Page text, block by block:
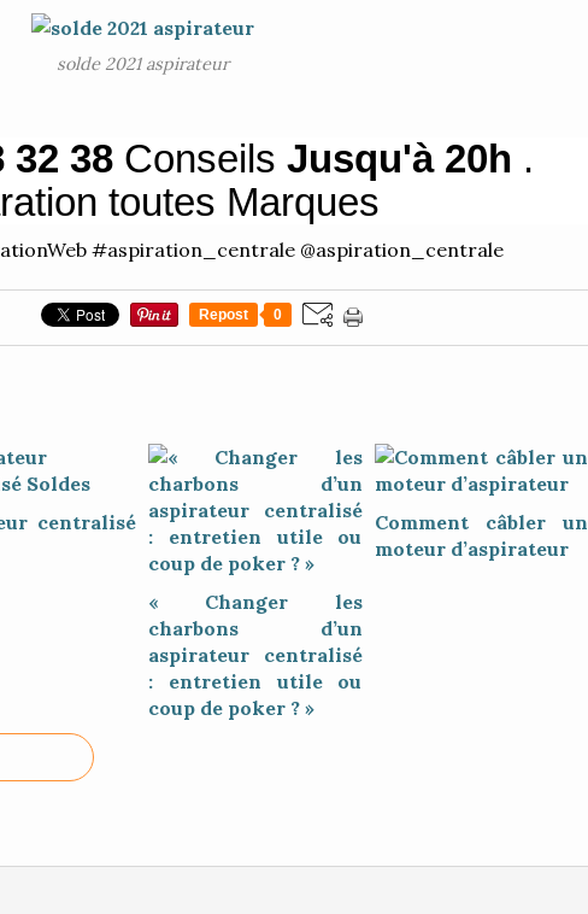
solde 2021 aspirateur
32 38Conseils Jusqu'à 20h .
toutes Marques
#aspiration_centrale @aspiration_centrale
Repost 0
centralisé
« Changer les
charbons d’un
aspirateur centralisé
: entretien utile ou
coup de poker ? »
Comment câbler un
moteur d’aspirateur